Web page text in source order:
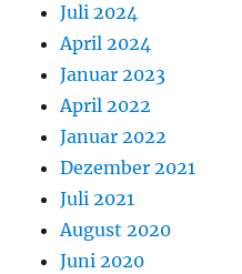
Juli 2024
April 2024
Januar 2023
April 2022
Januar 2022
Dezember 2021
Juli 2021
August 2020
Juni 2020